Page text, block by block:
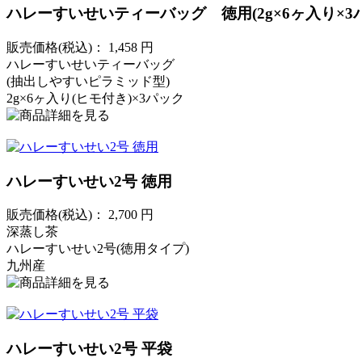
ハレーすいせいティーバッグ 徳用(2g×6ヶ入り×3
販売価格(税込)： 1,458 円
ハレーすいせいティーバッグ
(抽出しやすいピラミッド型)
2g×6ヶ入り(ヒモ付き)×3パック
ハレーすいせい2号 徳用
販売価格(税込)： 2,700 円
深蒸し茶
ハレーすいせい2号(徳用タイプ)
九州産
ハレーすいせい2号 平袋